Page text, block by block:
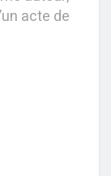
acte de